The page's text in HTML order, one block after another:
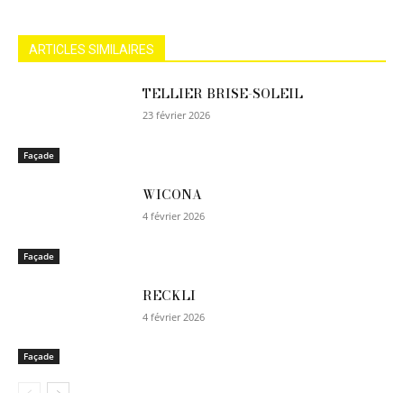
ARTICLES SIMILAIRES
Façade
TELLIER BRISE-SOLEIL
23 février 2026
Façade
WICONA
4 février 2026
Façade
RECKLI
4 février 2026